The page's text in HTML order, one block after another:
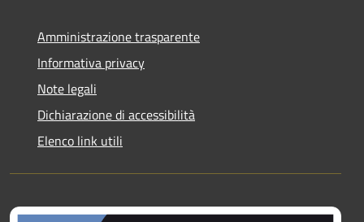
Amministrazione trasparente
Informativa privacy
Note legali
Dichiarazione di accessibilità
Elenco link utili